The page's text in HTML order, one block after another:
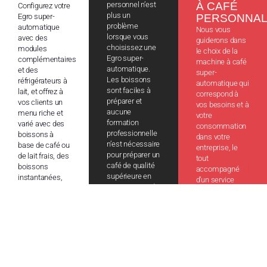
Configurez votre
Egro super-
automatique
avec des
modules
complémentaires
et des
réfrigérateurs à
lait, et offrez à
vos clients un
menu riche et
varié avec des
boissons à
base de café ou
de lait frais, des
boissons
instantanées,
personnel n’est
plus un
problème
lorsque vous
choisissez une
Egro super-
automatique.
Les boissons
sont faciles à
préparer et
aucune
formation
professionnelle
n’est nécessaire
pour préparer un
café de qualité
supérieure en
un minimum de
À CAFÉ
Nous vous
guiderons dans
le choix de la
machine à café
super-
automatique qui
correspond à
vos besoins et à
votre
consommation
dans votre
entreprise, le
tout
accompagné
d’un service